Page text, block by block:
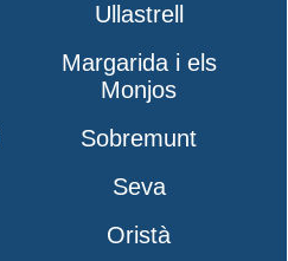
Ullastrell
Margarida i els
Monjos
Sobremunt
Seva
Oristà